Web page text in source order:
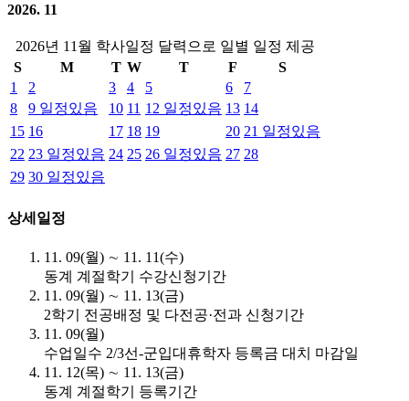
2026. 11
2026년 11월 학사일정 달력으로 일별 일정 제공
S
M T W T F
S
1
2 3 4 5 6
7
8
9 일정있음 10 11 12 일정있음 13 14
15 16 17 18 19 20 21 일정있음
22 23 일정있음 24 25 26 일정있음 27 28
29 30 일정있음
상세일정
11. 09(월) ∼ 11. 11(수)
동계 계절학기 수강신청기간
11. 09(월) ∼ 11. 13(금)
2학기 전공배정 및 다전공·전과 신청기간
11. 09(월)
수업일수 2/3선-군입대휴학자 등록금 대치 마감일
11. 12(목) ∼ 11. 13(금)
동계 계절학기 등록기간